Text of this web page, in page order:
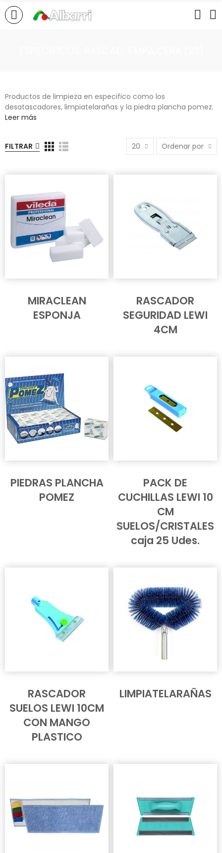
Productos de limpieza en especifico como los
desatascadores, limpiatelarañas y la piedra plancha pomez.
Leer más
FILTRAR 20 Ordenar por
MIRACLEAN
ESPONJA
RASCADOR
SEGURIDAD LEWI
4CM
PIEDRAS PLANCHA
POMEZ
PACK DE
CUCHILLAS LEWI 10
CM
SUELOS/CRISTALES
caja 25 Udes.
RASCADOR
SUELOS LEWI 10CM
CON MANGO
PLASTICO
LIMPIATELARAÑAS